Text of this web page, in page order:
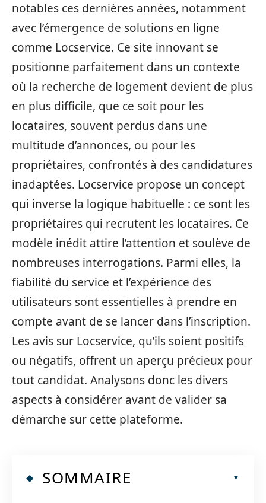
notables ces dernières années, notamment
avec l’émergence de solutions en ligne
comme Locservice. Ce site innovant se
positionne parfaitement dans un contexte
où la recherche de logement devient de plus
en plus difficile, que ce soit pour les
locataires, souvent perdus dans une
multitude d’annonces, ou pour les
propriétaires, confrontés à des candidatures
inadaptées. Locservice propose un concept
qui inverse la logique habituelle : ce sont les
propriétaires qui recrutent les locataires. Ce
modèle inédit attire l’attention et soulève de
nombreuses interrogations. Parmi elles, la
fiabilité du service et l’expérience des
utilisateurs sont essentielles à prendre en
compte avant de se lancer dans l’inscription.
Les avis sur Locservice, qu’ils soient positifs
ou négatifs, offrent un aperçu précieux pour
tout candidat. Analysons donc les divers
aspects à considérer avant de valider sa
démarche sur cette plateforme.
SOMMAIRE